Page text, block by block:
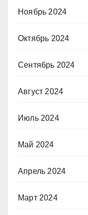
Ноябрь 2024
Октябрь 2024
Сентябрь 2024
Август 2024
Июль 2024
Май 2024
Апрель 2024
Март 2024